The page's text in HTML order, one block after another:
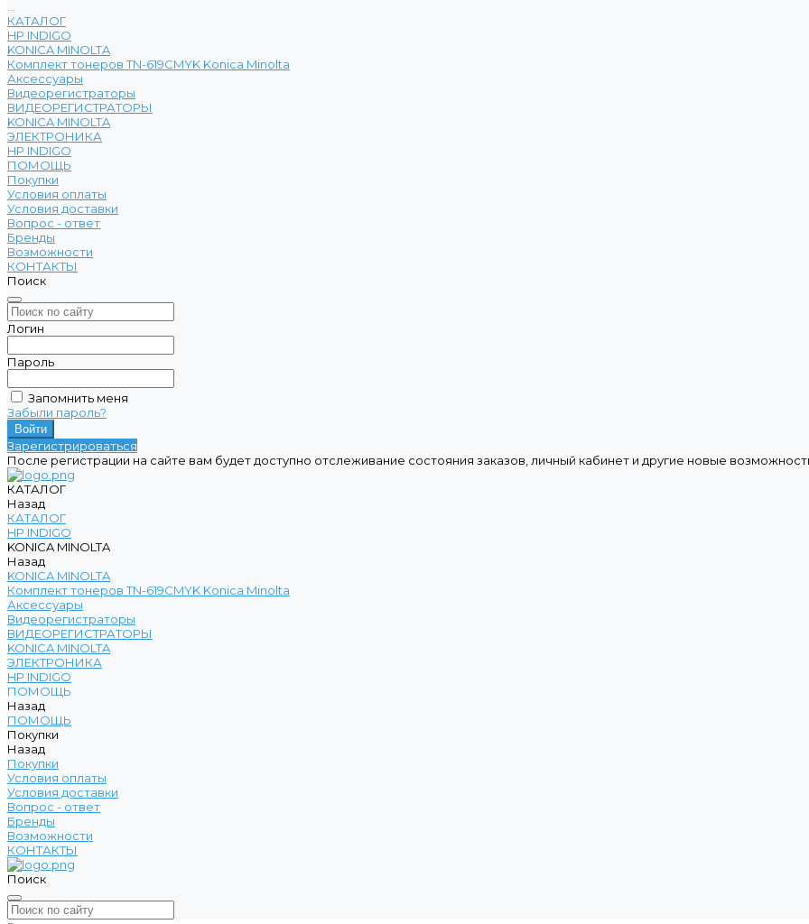
КАТАЛОГ
HP INDIGO
KONICA MINOLTA
Комплект тонеров TN-619CMYK Konica Minolta
Аксессуары
Видеорегистраторы
ВИДЕОРЕГИСТРАТОРЫ
KONICA MINOLTA
ЭЛЕКТРОНИКА
HP INDIGO
ПОМОЩЬ
Покупки
Условия оплаты
Условия доставки
Вопрос - ответ
Бренды
Возможности
КОНТАКТЫ
Поиск
Логин
Пароль
Запомнить меня
Забыли пароль?
Зарегистрироваться
После регистрации на сайте вам будет доступно отслеживание состояния заказов, личный кабинет и другие новые
КАТАЛОГ
Назад
КАТАЛОГ
HP INDIGO
KONICA MINOLTA
Назад
KONICA MINOLTA
Комплект тонеров TN-619CMYK Konica Minolta
Аксессуары
Видеорегистраторы
ВИДЕОРЕГИСТРАТОРЫ
KONICA MINOLTA
ЭЛЕКТРОНИКА
HP INDIGO
ПОМОЩЬ
Назад
ПОМОЩЬ
Покупки
Назад
Покупки
Условия оплаты
Условия доставки
Вопрос - ответ
Бренды
Возможности
КОНТАКТЫ
Поиск